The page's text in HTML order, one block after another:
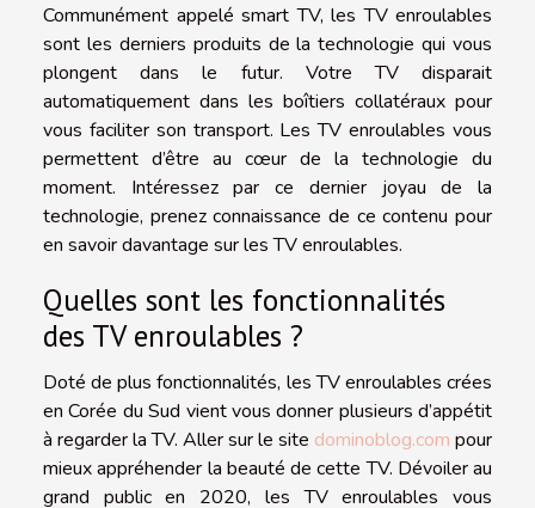
Communément appelé smart TV, les TV enroulables
sont les derniers produits de la technologie qui vous
plongent dans le futur. Votre TV disparait
automatiquement dans les boîtiers collatéraux pour
vous faciliter son transport. Les TV enroulables vous
permettent d’être au cœur de la technologie du
moment. Intéressez par ce dernier joyau de la
technologie, prenez connaissance de ce contenu pour
en savoir davantage sur les TV enroulables.
Quelles sont les fonctionnalités
des TV enroulables ?
Doté de plus fonctionnalités, les TV enroulables crées
en Corée du Sud vient vous donner plusieurs d’appétit
à regarder la TV. Aller sur le site dominoblog.com pour
mieux appréhender la beauté de cette TV. Dévoiler au
grand public en 2020, les TV enroulables vous